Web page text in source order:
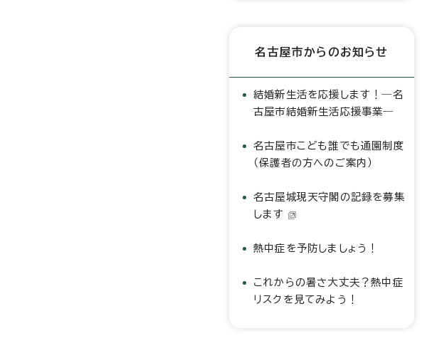
名古屋市からのお知らせ
結婚新生活を応援します！―名
古屋市結婚新生活応援事業―
名古屋市こども誰でも通園制度
（保護者の方へのご案内）
名古屋城現天守閣の記録を募集
します
熱中症を予防しましょう！
これからの暑さ大丈夫？熱中症
リスクを見てみよう！